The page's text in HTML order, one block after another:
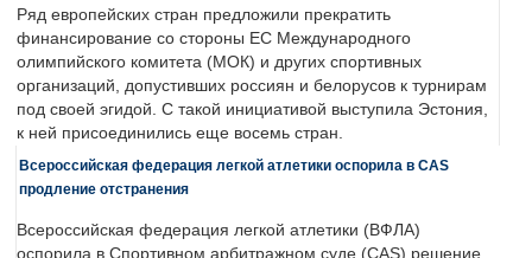
Ряд европейских стран предложили прекратить
финансирование со стороны ЕС Международного
олимпийского комитета (МОК) и других спортивных
организаций, допустивших россиян и белорусов к турнирам
под своей эгидой. С такой инициативой выступила Эстония,
к ней присоединились еще восемь стран.
Всероссийская федерация легкой атлетики оспорила в CAS
продление отстранения
Всероссийская федерация легкой атлетики (ВФЛА)
оспорила в Спортивном арбитражном суде (CAS) решение